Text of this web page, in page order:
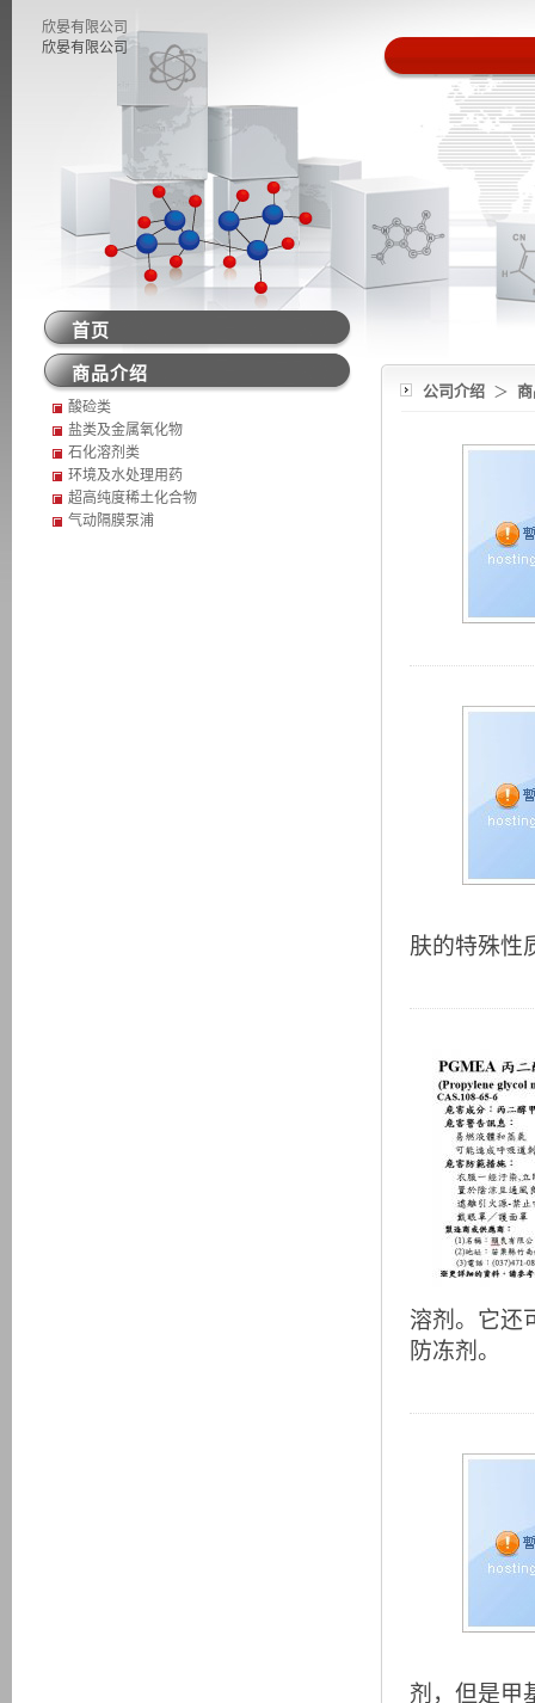
欣晏有限公司
欣晏有限公司
公司介绍 ＞
肤的特殊性
溶剂。它还
防冻剂。
剂，但是甲
首页
商品介绍
酸硷类
盐类及金属氧化物
石化溶剂类
环境及水处理用药
超高纯度稀土化合物
气动隔膜泵浦